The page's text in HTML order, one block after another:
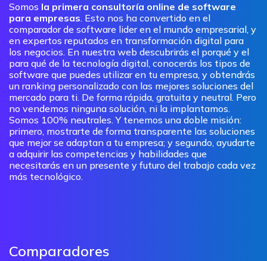
Somos la primera consultoría online de software
para empresas. Esto nos ha convertido en el
comparador de software lider en el mundo empresarial, y
en expertos reputados en transformación digital para
los negocios. En nuestra web descubrirás el porqué y el
para qué de la tecnología digital, conocerás los tipos de
software que puedes utilizar en tu empresa, y obtendrás
un ranking personalizado con las mejores soluciones del
mercado para ti. De forma rápida, gratuita y neutral. Pero
no vendemos ninguna solución, ni la implantamos.
Somos 100% neutrales. Y tenemos una doble misión:
primero, mostrarte de forma transparente las soluciones
que mejor se adaptan a tu empresa; y segundo, ayudarte
a adquirir las competencias y habilidades que
necesitarás en un presente y futuro del trabajo cada vez
más tecnológico.
Comparadores